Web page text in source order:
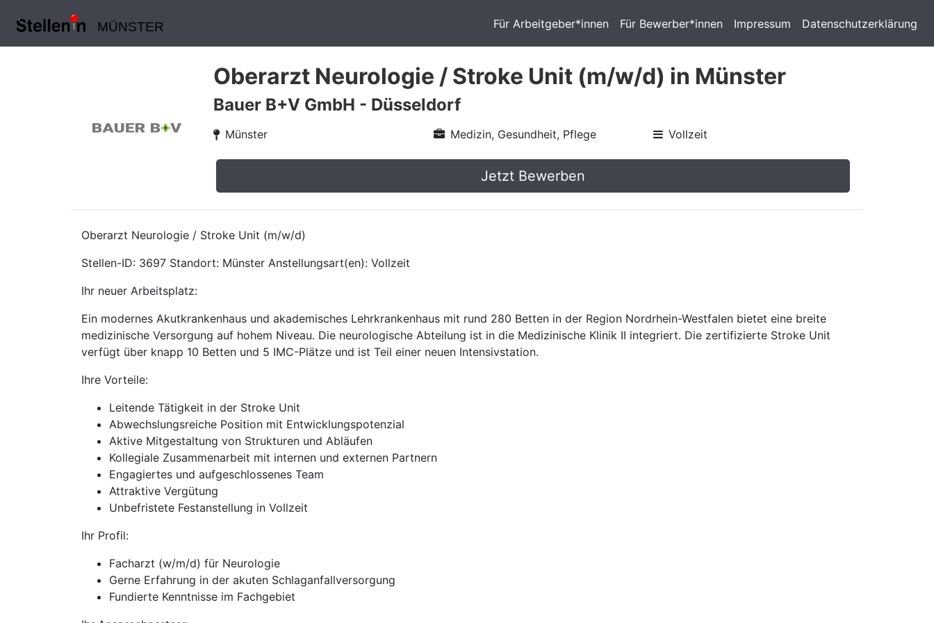
MÜNSTER Für Arbeitgeber*innen Für Bewerber*innen Impressum Datenschutzerklärung
Oberarzt Neurologie / Stroke Unit (m/w/d) in Münster
Bauer B+V GmbH - Düsseldorf
Münster Medizin, Gesundheit, Pflege Vollzeit
Jetzt Bewerben
Oberarzt Neurologie / Stroke Unit (m/w/d)
Stellen-ID: 3697 Standort: Münster Anstellungsart(en): Vollzeit
Ihr neuer Arbeitsplatz:
Ein modernes Akutkrankenhaus und akademisches Lehrkrankenhaus mit rund 280 Betten in der Region Nordrhein-Westfalen bietet eine breite
medizinische Versorgung auf hohem Niveau. Die neurologische Abteilung ist in die Medizinische Klinik II integriert. Die zertifizierte Stroke Unit
verfügt über knapp 10 Betten und 5 IMC-Plätze und ist Teil einer neuen Intensivstation.
Ihre Vorteile:
Leitende Tätigkeit in der Stroke Unit
Abwechslungsreiche Position mit Entwicklungspotenzial
Aktive Mitgestaltung von Strukturen und Abläufen
Kollegiale Zusammenarbeit mit internen und externen Partnern
Engagiertes und aufgeschlossenes Team
Attraktive Vergütung
Unbefristete Festanstellung in Vollzeit
Ihr Profil:
Facharzt (w/m/d) für Neurologie
Gerne Erfahrung in der akuten Schlaganfallversorgung
Fundierte Kenntnisse im Fachgebiet